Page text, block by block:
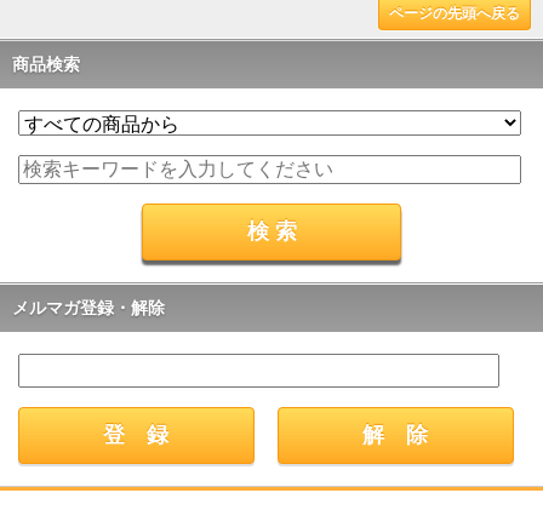
ページの先頭へ戻る
商品検索
メルマガ登録・解除